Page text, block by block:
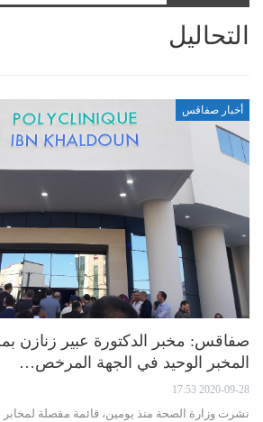
التحاليل
أخبار صفاقس
صفاقس: مخبر الدكتورة عبير زنازن
المخبر الوحيد في الجهة المرخص…
2020-09-28 17:53
نشرت وزارة الصحة منذ يومين، قائمة مفصلة